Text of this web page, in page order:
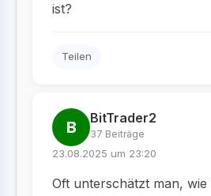
ist?
Teilen
B BitTrader2
37 Beiträge
23.08.2025 um 23:20
Oft unterschätzt man, wie